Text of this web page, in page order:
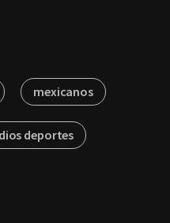
mexicanos
deportes